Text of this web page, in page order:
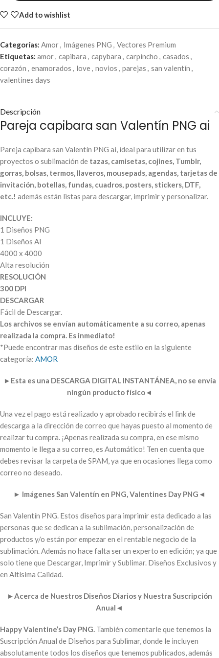
Add to wishlist
Categorías: Amor, Imágenes PNG , Vectores Premium
Etiquetas: amor, capibara , capybara , carpincho , casados ,
corazón , enamorados , love, novios , parejas , san valentín ,
valentines days
Descripción
Pareja capibara san Valentín PNG ai
Pareja capibara san Valentín PNG ai, ideal para utilizar en tus
proyectos o sublimación de tazas, camisetas, cojines, Tumblr,
gorras, bolsas, termos, llaveros, mousepads, agendas, tarjetas de
invitación, botellas, fundas, cuadros, posters, stickers, DTF,
etc.! además están listas para descargar, imprimir y personalizar.
INCLUYE:
1 Diseños PNG
1 Diseños AI
4000 x 4000
Alta resolución
RESOLUCIÓN
300 DPI
DESCARGAR
Fácil de Descargar.
Los archivos se envían automáticamente a su correo, apenas
realizada la compra. Es inmediato!
*Puede encontrar mas diseños de este estilo en la siguiente
categoría: AMOR
► Esta es una DESCARGA DIGITAL INSTANTÁNEA, no se envía
ningún producto físico◄
Una vez el pago está realizado y aprobado recibirás el link de
descarga a la dirección de correo que hayas puesto al momento de
realizar tu compra. ¡Apenas realizada su compra, en ese mismo
momento le llega a su correo, es Automático! Ten en cuenta que
debes revisar la carpeta de SPAM, ya que en ocasiones llega como
correo no deseado.
► Imágenes San Valentín en PNG, Valentines Day PNG ◄
San Valentín PNG. Estos diseños para imprimir esta dedicado a las
personas que se dedican a la sublimación, personalización de
productos y/o están por empezar en el rentable negocio de la
sublimación. Además no hace falta ser un experto en edición; ya que
solo tiene que Descargar, Imprimir y Sublimar. Diseños Exclusivos y
en Altísima Calidad.
►Acerca de Nuestros Diseños Diarios y Nuestra Suscripción
Anual ◄
Happy Valentine’s Day PNG. También comentarle que tenemos la
Suscripción Anual de Diseños para Sublimar, donde le incluyen
absolutamente todos los diseños que tenemos publicados, además